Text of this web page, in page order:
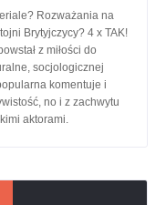
Rozważania na
Brytyjczycy? 4 x TAK!
z miłości do
socjologicznej
komentuje i
no i z zachwytu
aktorami.